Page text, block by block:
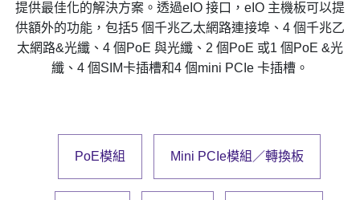
聯絡我們
公司治理
提供最佳化的解決方案。透過eIO 接口，eIO 主機板可以提
供額外的功能，包括5 個千兆乙太網路連接埠、4 個千兆乙
太網路&光纖、4 個PoE 與光纖、2 個PoE 或1 個PoE &光
纖、4 個SIM卡插槽和4 個mini PCIe 卡插槽。
PoE模組 Mini PCIe模組／轉換板